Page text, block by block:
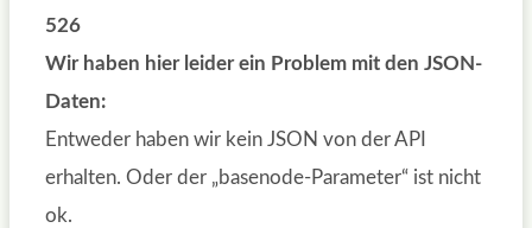
526
Wir haben hier leider ein Problem mit den JSON-
Daten:
Entweder haben wir kein JSON von der API
erhalten. Oder der „basenode-Parameter“ ist nicht
ok.